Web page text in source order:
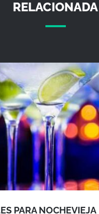
RELACIONADA
PARA NOCHEVIEJA